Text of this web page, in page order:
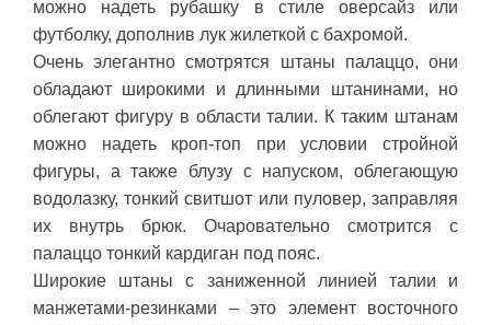
можно надеть рубашку в стиле оверсайз или
футболку, дополнив лук жилеткой с бахромой.
Очень элегантно смотрятся штаны палаццо, они
обладают широкими и длинными штанинами, но
облегают фигуру в области талии. К таким штанам
можно надеть кроп-топ при условии стройной
фигуры, а также блузу с напуском, облегающую
водолазку, тонкий свитшот или пуловер, заправляя
их внутрь брюк. Очаровательно смотрится с
палаццо тонкий кардиган под пояс.
Широкие штаны с заниженной линией талии и
манжетами-резинками – это элемент восточного